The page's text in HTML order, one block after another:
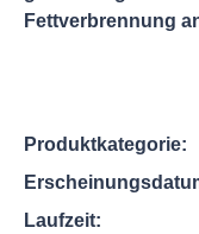
Fettverbrennung
Produktkategorie:
Laufzeit: